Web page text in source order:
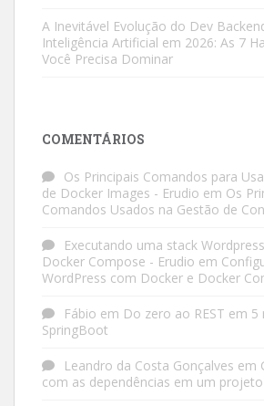
A Inevitável Evolução do Dev
Inteligência Artificial em 2026: As 7
Você Precisa Dominar
COMENTÁRIOS
Os Principais Comandos para
de Docker Images - Erudio em Os
Comandos Usados na Gestão de
Executando uma stack
Docker Compose - Erudio em
WordPress com Docker e Docker
Fábio em Do zero ao REST em
SpringBoot
Leandro da Costa Gonçalves em
com as dependências em um